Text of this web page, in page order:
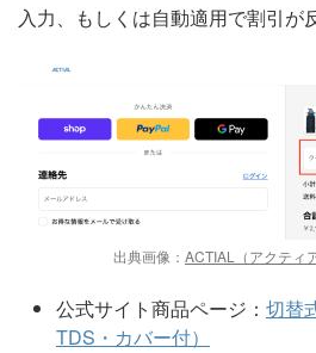
入力、もしくは自動適用で割引が
出典画像： ACTIAL（アクティ
公式サイト商品ページ： 切替
TDS・カバー付）